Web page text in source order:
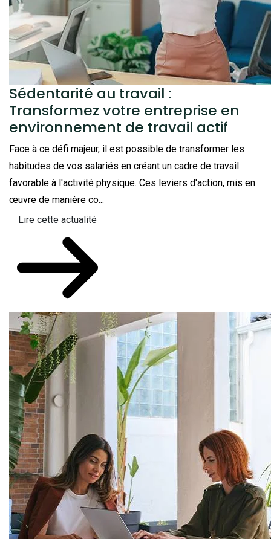
Sédentarité au travail :
Transformez votre entreprise en
environnement de travail actif
Face à ce défi majeur, il est possible de transformer les
habitudes de vos salariés en créant un cadre de travail
favorable à l'activité physique. Ces leviers d'action, mis en
œuvre de manière co...
Lire cette actualité